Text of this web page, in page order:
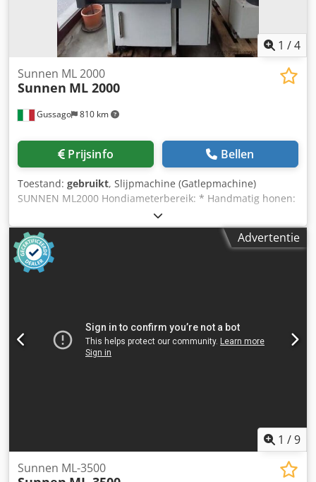
1 /4
Gussago 810 km
Sunnen ML 2000
Sunnen ML 2000
Prijsinfo Bellen
Toestand: gebruikt, Slijpmachine (Gatlepmachine)
SUNNEN ML2000 Hondiameterbereik: * Handmatig honen:
1,5 mm tot 165 mm * Krachthonen: 1,5 mm tot 102 mm
Spindelsnelheid: * Traploos regelbaar van 200 tot 3.000
tpm Slagfrequentie: * 60 tot 350 slagen per minuut
Automatisch bereik: * 3 mm tot 51 mm Olietank capaciteit:
* 106 liter Pneumatische vereisten: * 5,5 bar
stroom. Proefdraaien mogelijk. M i m u -
Gereedschapsmachines Max. instelbaar toerental: 3.000
tpm Dsdpfx Ahjyf N Ads Aewa
Advertentie
1 /9
Sunnen ML-3500